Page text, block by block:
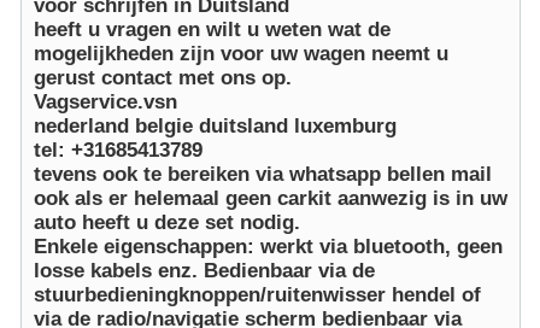
voor schrijfen in Duitsland
heeft u vragen en wilt u weten wat de
mogelijkheden zijn voor uw wagen neemt u
gerust contact met ons op.
Vagservice.vsn
nederland belgie duitsland luxemburg
tel: +31685413789
tevens ook te bereiken via whatsapp bellen mail
ook als er helemaal geen carkit aanwezig is in uw
auto heeft u deze set nodig.
Enkele eigenschappen: werkt via bluetooth, geen
losse kabels enz. Bedienbaar via de
stuurbedieningknoppen/ruitenwisser hendel of
via de radio/navigatie scherm bedienbaar via